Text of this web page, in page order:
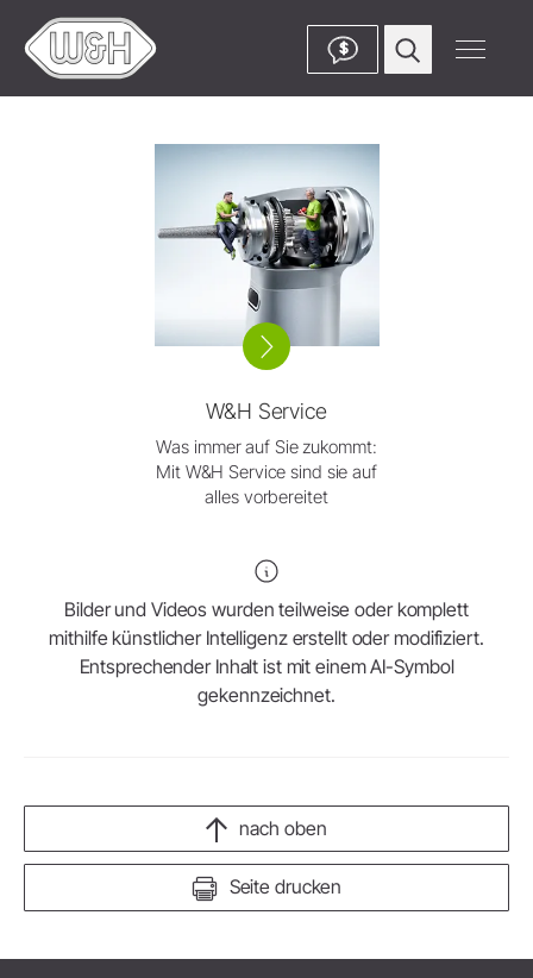
$
W&H Service
Was immer auf Sie zukommt:
Mit W&H Service sind sie auf
alles vorbereitet
Bilder und Videos wurden teilweise oder komplett
mithilfe künstlicher Intelligenz erstellt oder modifiziert.
Entsprechender Inhalt ist mit einem AI-Symbol
gekennzeichnet.
Seite drucken
nach oben